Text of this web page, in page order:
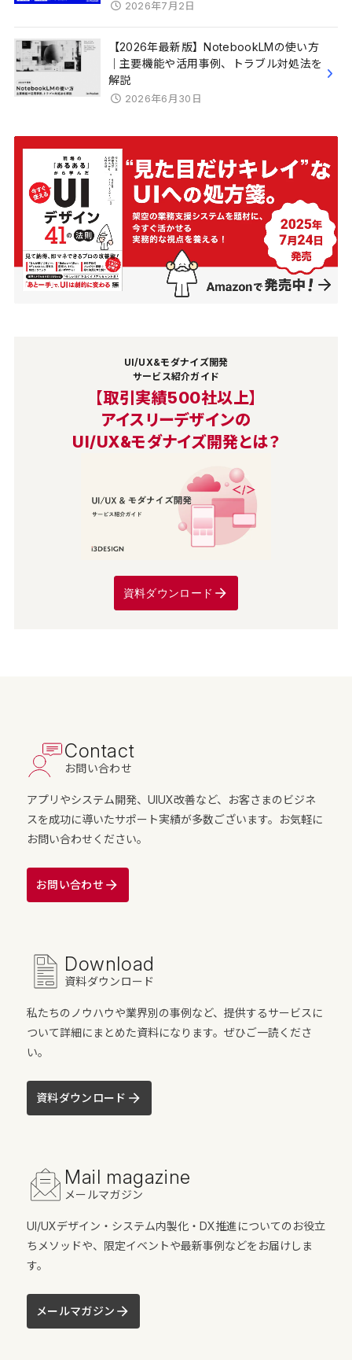
2026年7月2日
【2026年最新版】NotebookLMの使い方
｜主要機能や活用事例、トラブル対処法を
解説
2026年6月30日
UI/UX&モダナイズ開発
サービス紹介ガイド
【取引実績500社以上】
アイスリーデザインの
UI/UX&モダナイズ開発とは？
資料ダウンロード
Contact
お問い合わせ
アプリやシステム開発、UIUX改善など、お客さまのビジネ
スを成功に導いたサポート実績が多数ございます。お気軽に
お問い合わせください。
お問い合わせ
Download
資料ダウンロード
私たちのノウハウや業界別の事例など、提供するサービスに
ついて詳細にまとめた資料になります。ぜひご一読くださ
い。
資料ダウンロード
Mail magazine
メールマガジン
UI/UXデザイン・システム内製化・DX推進についてのお役立
ちメソッドや、限定イベントや最新事例などをお届けしま
す。
メールマガジン